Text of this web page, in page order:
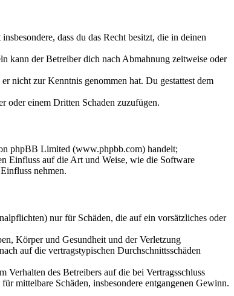
dass du das Recht besitzt, die in deinen
kann der Betreiber dich nach Abmahnung zeitweise oder
nicht zur Kenntnis genommen hat. Du gestattest dem
oder einem Dritten Schaden zuzufügen.
phpBB Limited (www.phpbb.com) handelt;
Einfluss auf die Art und Weise, wie die Software
nehmen.
nur für Schäden, die auf ein vorsätzliches oder
Körper und Gesundheit und der Verletzung
auf die vertragstypischen Durchschnittsschäden
des Betreibers auf die bei Vertragsschluss
mittelbare Schäden, insbesondere entgangenen Gewinn.